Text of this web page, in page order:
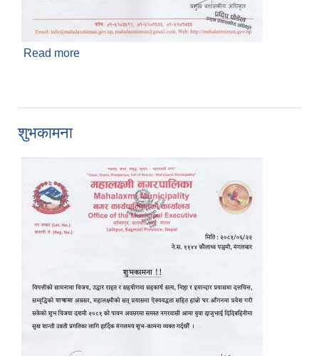
Read more
शुभकामना